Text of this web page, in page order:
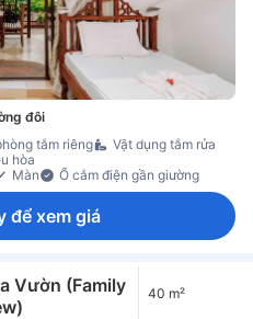
đôi
tắm riêng
Vật dụng tắm rửa
hòa
Màn Ổ cắm điện gần giường
để xem giá
Vườn (Family
40 m²